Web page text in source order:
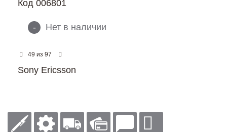
Код 006801
- Нет в наличии
49 из 97
Sony Ericsson